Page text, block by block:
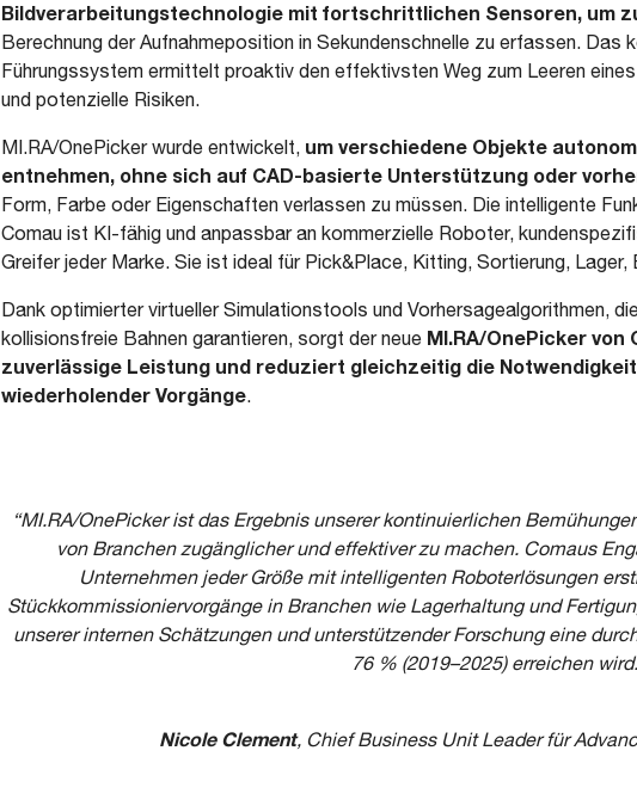
Bildverarbeitungstechnologie mit fortschrittlichen Sensoren, um
Berechnung der Aufnahmeposition in Sekundenschnelle zu erfassen.
Führungssystem ermittelt proaktiv den effektivsten Weg zum Leeren
und potenzielle Risiken.
MI.RA/OnePicker wurde entwickelt, um verschiedene Objekte
entnehmen, ohne sich auf CAD-basierte Unterstützung oder
Form, Farbe oder Eigenschaften verlassen zu müssen. Die intelligente
Comau ist KI-fähig und anpassbar an kommerzielle Roboter,
Greifer jeder Marke. Sie ist ideal für Pick&Place, Kitting, Sortierung, Lager,
Dank optimierter virtueller Simulationstools und Vorhersagealgorithmen,
kollisionsfreie Bahnen garantieren, sorgt der neue MI.RA/OnePicker
zuverlässige Leistung und reduziert gleichzeitig die
wiederholender Vorgänge.
“MI.RA/OnePicker ist das Ergebnis unserer kontinuierlichen
von Branchen zugänglicher und effektiver zu machen. Comaus
Unternehmen jeder Größe mit intelligenten Roboterlösungen
Stückkommissioniervorgänge in Branchen wie Lagerhaltung und
unserer internen Schätzungen und unterstützender Forschung eine
76 % (2019–2025) erreichen
Nicole Clement, Chief Business Unit Leader für